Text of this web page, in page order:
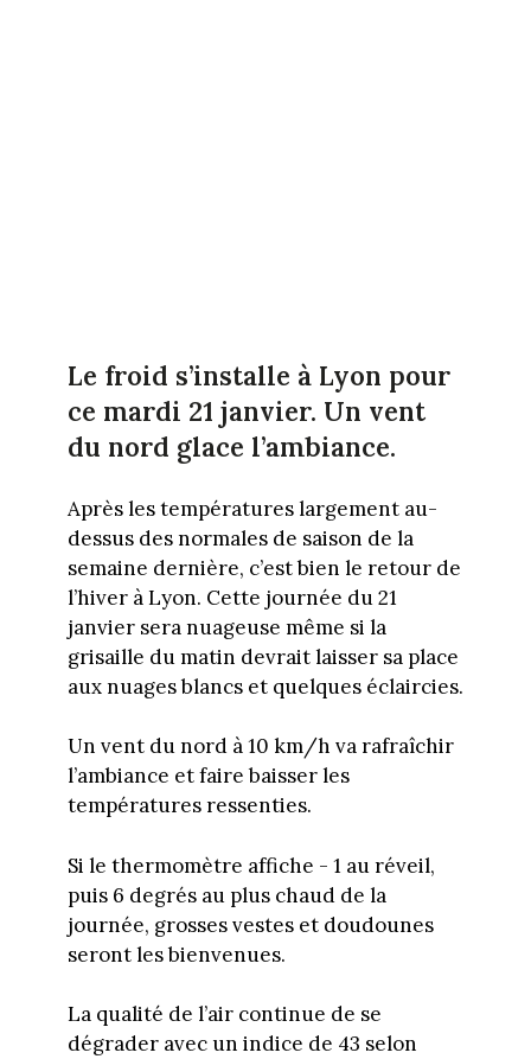
Le froid s’installe à Lyon pour
ce mardi 21 janvier. Un vent
du nord glace l’ambiance.
Après les températures largement au-
dessus des normales de saison de la
semaine dernière, c’est bien le retour de
l’hiver à Lyon. Cette journée du 21
janvier sera nuageuse même si la
grisaille du matin devrait laisser sa place
aux nuages blancs et quelques éclaircies.
Un vent du nord à 10 km/h va rafraîchir
l’ambiance et faire baisser les
températures ressenties.
Si le thermomètre affiche - 1 au réveil,
puis 6 degrés au plus chaud de la
journée, grosses vestes et doudounes
seront les bienvenues.
La qualité de l’air continue de se
dégrader avec un indice de 43 selon